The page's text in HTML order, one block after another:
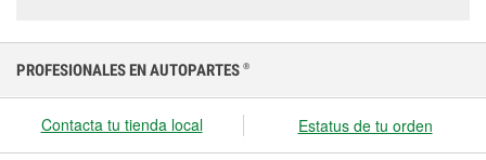
PROFESIONALES EN AUTOPARTES ®
Contacta tu tienda local Estatus de tu orden